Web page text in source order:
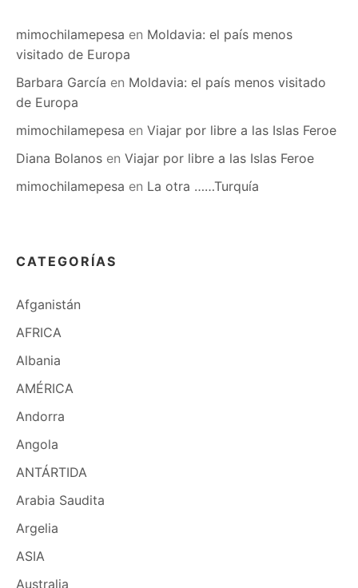
mimochilamepesa en Moldavia: el país menos
visitado de Europa
Barbara García en Moldavia: el país menos visitado
de Europa
mimochilamepesa en Viajar por libre a las Islas Feroe
Diana Bolanos en Viajar por libre a las Islas Feroe
mimochilamepesa en La otra ……Turquía
CATEGORÍAS
Afganistán
AFRICA
Albania
AMÉRICA
Andorra
Angola
ANTÁRTIDA
Arabia Saudita
Argelia
ASIA
Australia